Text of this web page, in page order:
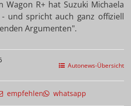
Wagon R+ hat Suzuki Michaela
und spricht auch ganz offiziell
Argumenten".
Autonews-Übersicht
empfehlen whatsapp